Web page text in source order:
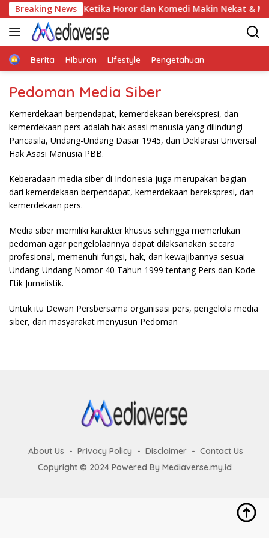
Skip
to
content
Breaking News
Pantiku — Ketika Horor dan Komedi Makin Nekat &
HomeBerita Hiburan Lifestyle Pengetahuan
Pedoman Media Siber
Kemerdekaan berpendapat, kemerdekaan berekspresi, dan
kemerdekaan pers adalah hak asasi manusia yang dilindungi
Pancasila, Undang-Undang Dasar 1945, dan Deklarasi Universal
Hak Asasi Manusia PBB.
Keberadaan media siber di Indonesia juga merupakan bagian
dari kemerdekaan berpendapat, kemerdekaan berekspresi, dan
kemerdekaan pers.
Media siber memiliki karakter khusus sehingga memerlukan
pedoman agar pengelolaannya dapat dilaksanakan secara
profesional, memenuhi fungsi, hak, dan kewajibannya sesuai
Undang-Undang Nomor 40 Tahun 1999 tentang Pers dan Kode
Etik Jurnalistik.
Untuk itu Dewan Persbersama organisasi pers, pengelola media
siber, dan masyarakat menyusun Pedoman
About Us Privacy Policy Disclaimer
Contact Us
Copyright © 2024 Powered By Mediaverse.my.id